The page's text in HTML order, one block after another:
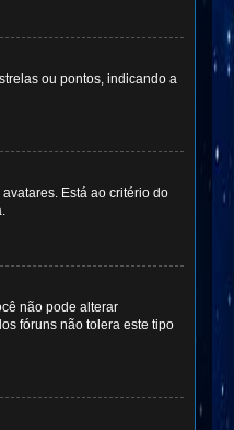
ou pontos, indicando a
Está ao critério do
não pode alterar
fóruns não tolera este tipo